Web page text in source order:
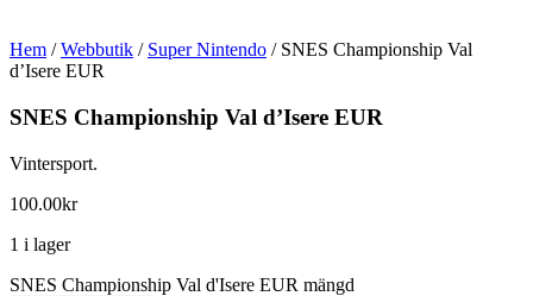
Hem /Webbutik / Super Nintendo / SNES Championship Val
d’Isere EUR
SNES Championship Val d’Isere EUR
Vintersport.
100.00kr
1 i lager
SNES Championship Val d'Isere EUR mängd